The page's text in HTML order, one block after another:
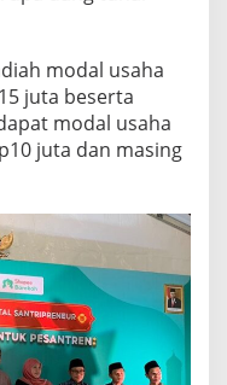
modal usaha
juta beserta
modal usaha
juta dan masing